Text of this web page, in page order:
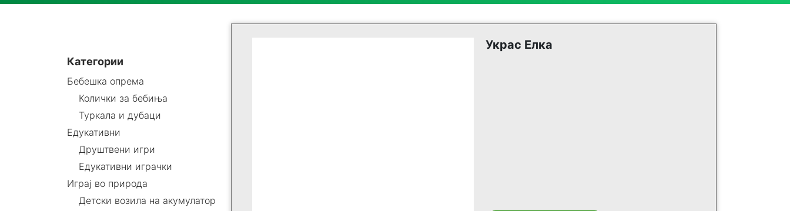
Категории
Бебешка опрема
Колички за бебиња
Туркала и дубаци
Едукативни
Друштвени игри
Едукативни играчки
Играј во природа
Детски возила на акумулатор
Украс Елка